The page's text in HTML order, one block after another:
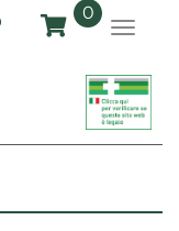
0prodotti
inseriti